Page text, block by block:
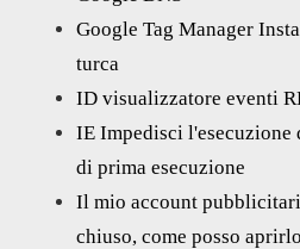
Google Tag Manager
turca
ID visualizzatore eventi
IE Impedisci l'esecuzione
di prima esecuzione
Il mio account
chiuso, come posso